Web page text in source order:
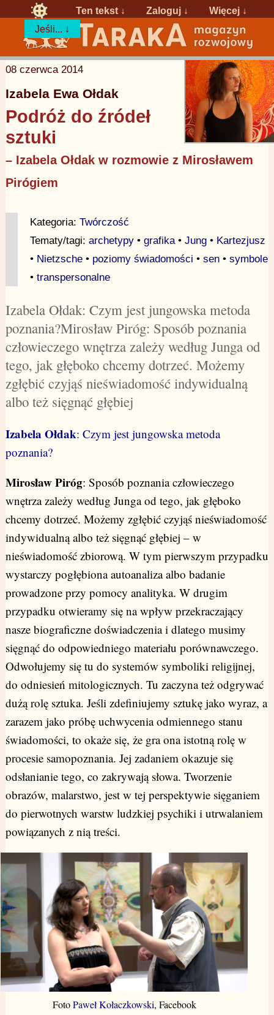
Ten tekst ↓ Zaloguj ↓
Więcej ↓
Jeśli... ↓
08 czerwca 2014
Izabela Ewa Ołdak
Podróż do źródeł
sztuki
– Izabela Ołdak w rozmowie z Mirosławem
Pirógiem
Kategoria: Twórczość
Tematy/tagi: archetypy• grafika• Jung• Kartezjusz
• Nietzsche• poziomy świadomości • sen• symbole
• transpersonalne
Izabela Ołdak: Czym jest jungowska metoda
poznania?Mirosław Piróg: Sposób poznania
człowieczego wnętrza zależy według Junga od
tego, jak głęboko chcemy dotrzeć. Możemy
zgłębić czyjąś nieświadomość indywidualną
albo też sięgnąć głębiej
Izabela Ołdak: Czym jest jungowska metoda
poznania?
Mirosław Piróg: Sposób poznania człowieczego
wnętrza zależy według Junga od tego, jak głęboko
chcemy dotrzeć. Możemy zgłębić czyjąś nieświadomość
indywidualną albo też sięgnąć głębiej – w
nieświadomość zbiorową. W tym pierwszym przypadku
wystarczy pogłębiona autoanaliza albo badanie
prowadzone przy pomocy analityka. W drugim
przypadku otwieramy się na wpływ przekraczający
nasze biograficzne doświadczenia i dlatego musimy
sięgnąć do odpowiedniego materiału porównawczego.
Odwołujemy się tu do systemów symboliki religijnej,
do odniesień mitologicznych. Tu zaczyna też odgrywać
dużą rolę sztuka. Jeśli zdefiniujemy sztukę jako wyraz, a
zarazem jako próbę uchwycenia odmiennego stanu
świadomości, to okaże się, że gra ona istotną rolę w
procesie samopoznania. Jej zadaniem okazuje się
odsłanianie tego, co zakrywają słowa. Tworzenie
obrazów, malarstwo, jest w tej perspektywie sięganiem
do pierwotnych warstw ludzkiej psychiki i utrwalaniem
powiązanych z nią treści.
FotoPaweł Kołaczkowski, Facebook